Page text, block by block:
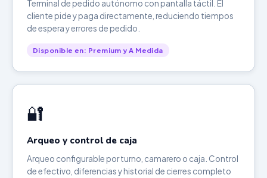
Terminal de pedido autónomo con pantalla táctil. El
cliente pide y paga directamente, reduciendo tiempos
de espera y errores de pedido.
Disponible en: Premium y A Medida
🔐
Arqueo y control de caja
Arqueo configurable por turno, camarero o caja. Control
de efectivo, diferencias y historial de cierres completo